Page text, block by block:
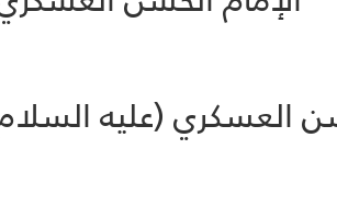
العسكري (عليه